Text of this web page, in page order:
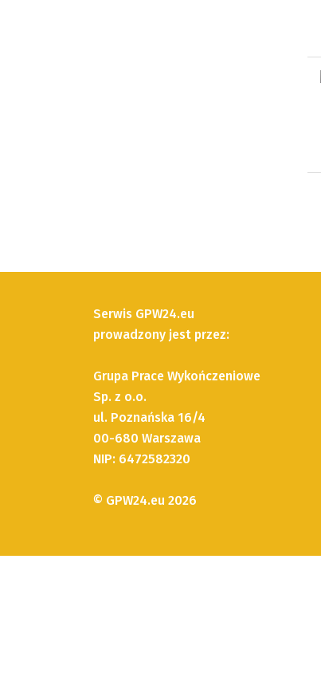
Serwis GPW24.eu
prowadzony jest przez:
Grupa Prace Wykończeniowe
Sp. z o.o.
ul. Poznańska 16/4
00-680 Warszawa
NIP: 6472582320
© GPW24.eu 2026